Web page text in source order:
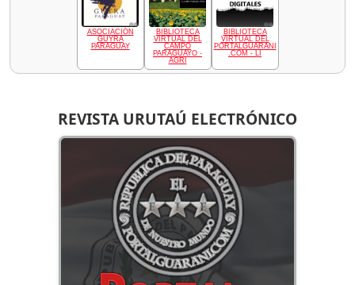
REVISTA URUTAÚ ELECTRÓNICO
ASOCIACIÓN
GUYRA
PARAGUAY
BIBLIOTECA
VIRTUAL DEL
CAMPO
PARAGUAYO -
AGRI
BIBLIOTECA
VIRTUAL DEL
PORTALGUARANI
.COM - LI